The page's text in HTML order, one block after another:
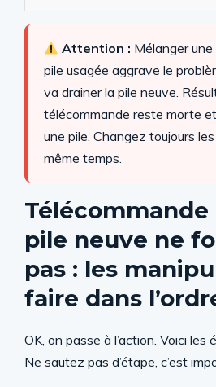
Attention : Mélanger
pile usagée aggrave le
va drainer la pile neuve.
télécommande reste morte
une pile. Changez toujours
même temps.
Télécommande
pile neuve ne
pas : les
faire dans
OK, on passe à l’action. Voici les
Ne sautez pas d’étape, c’est